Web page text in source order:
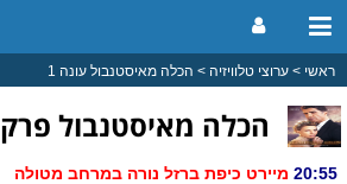
ראשי ערוצי טלוויזיה הכלה מאיסטנבול עונה 1
הכלה מאיסטנבול פרק 213